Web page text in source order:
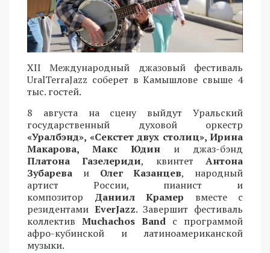
XII Международный джазовый фестиваль
UralTerraJazz соберет в Камышлове свыше 4
тыс. гостей.
8 августа на сцену выйдут Уральский
государственный духовой оркестр
«Уралбэнд», «Секстет двух столиц», Ирина
Макарова, Макс Юдин и джаз-бэнд
Платона Газелериди, квинтетАнтона
Зубарева и Олег Казанцев, народный
артист России, пианист и
композитор Даниил Крамер вместе с
резидентами EverJazz. Завершит фестиваль
коллектив Muchachos Band с программой
афро-кубинской и латиноамериканской
музыки.